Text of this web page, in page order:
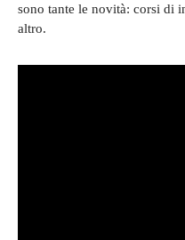
sono tante le novità: corsi di
altro.